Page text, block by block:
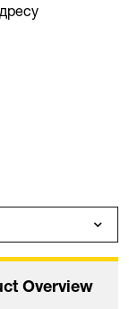
Overview